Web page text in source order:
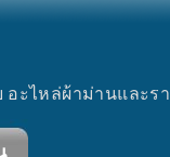
อะไหล่ผ้าม่านและร